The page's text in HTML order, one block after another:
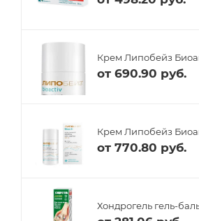
Крем Липобейз
от 690.90 руб.
Крем Липобейз
от 770.80 руб.
Хондрогель гель-